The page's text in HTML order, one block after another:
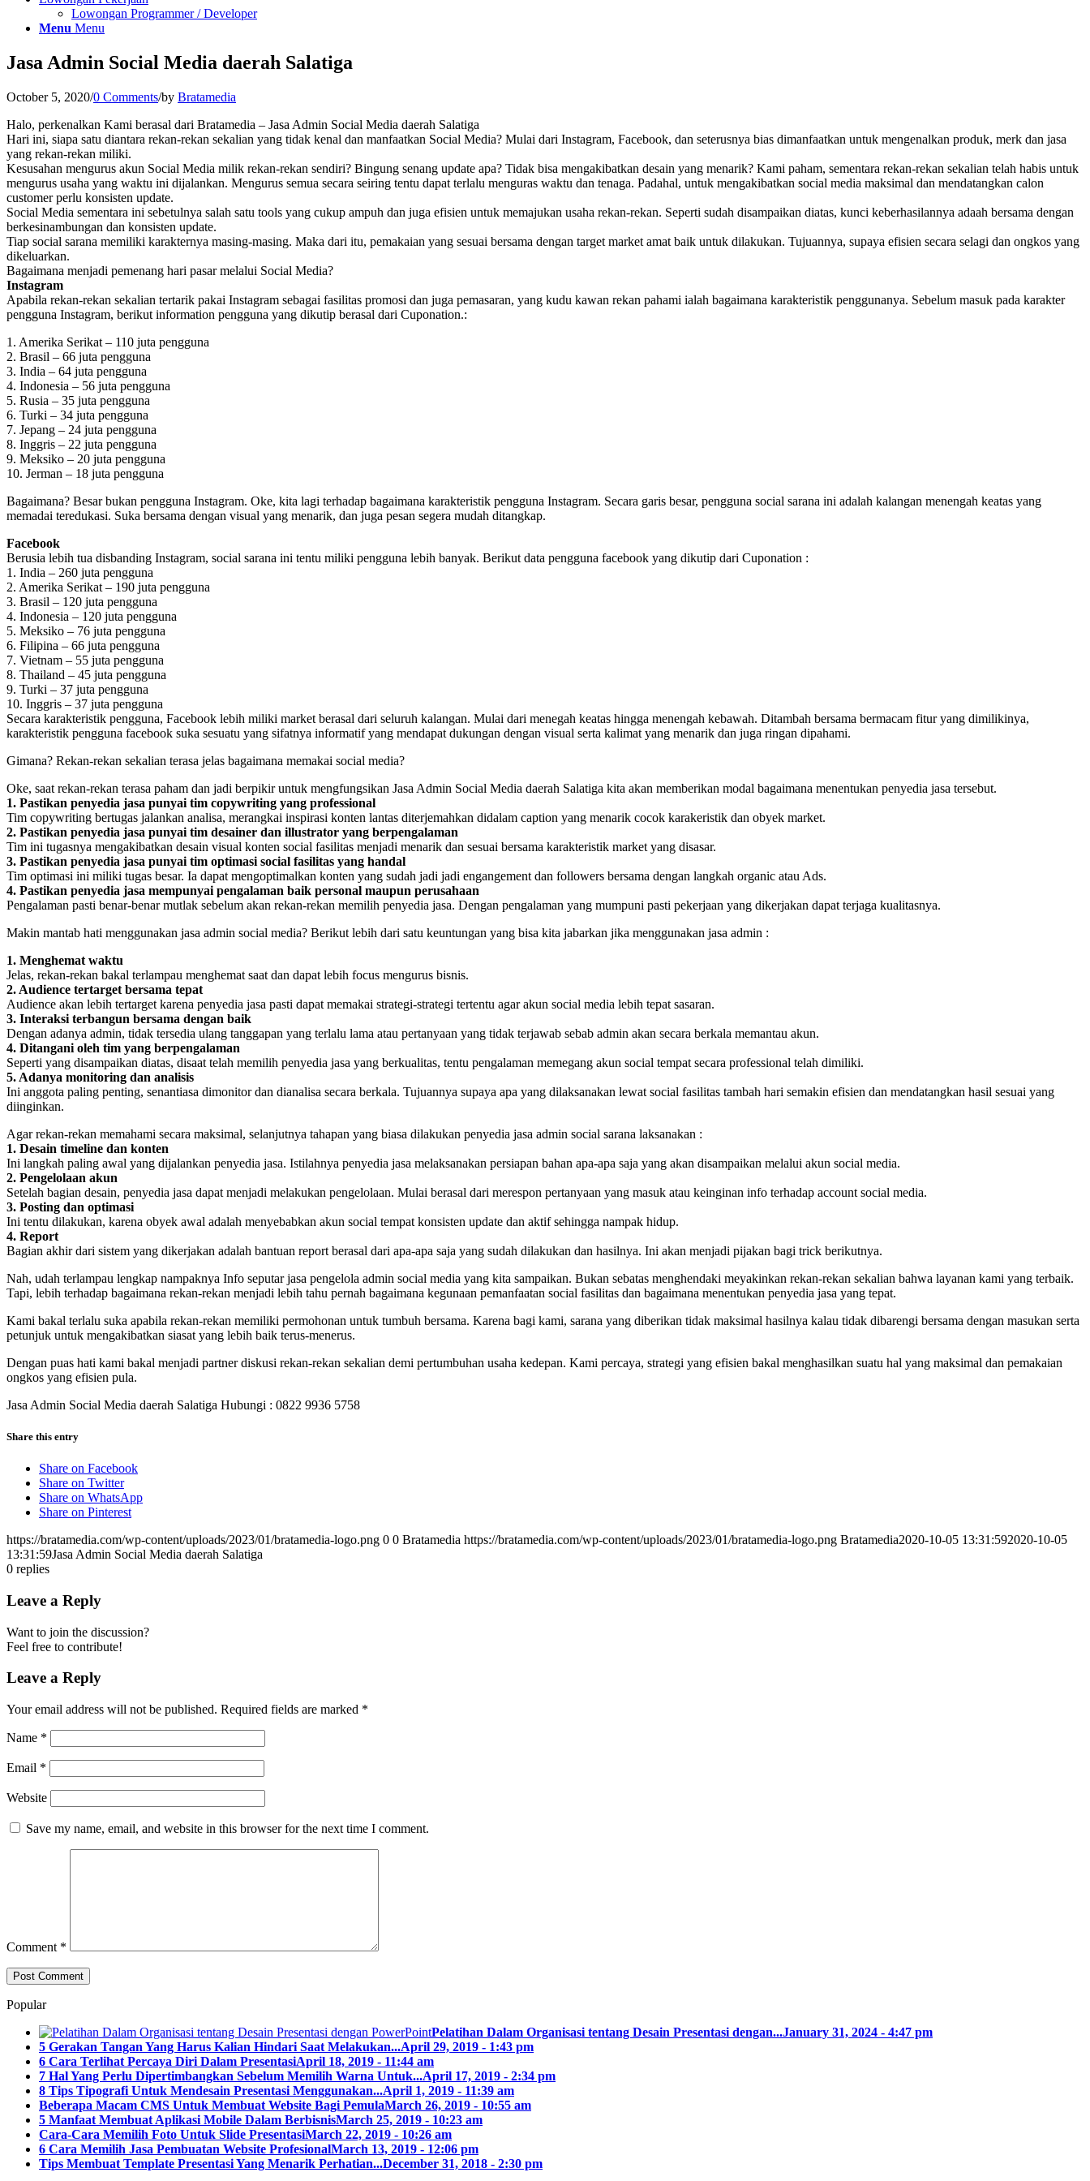
Lowongan Programmer / Developer
Menu Menu
Jasa Admin Social Media daerah Salatiga
October 5, 2020/0 Comments/by Bratamedia
Halo, perkenalkan Kami berasal dari Bratamedia – Jasa Admin Social Media daerah Salatiga
Hari ini, siapa satu diantara rekan-rekan sekalian yang tidak kenal dan manfaatkan Social Media? Mulai dari Instagram, Facebook, dan seterusnya bias dimanfaatkan untuk mengenalkan produk, merk dan jasa
yang rekan-rekan miliki.
Kesusahan mengurus akun Social Media milik rekan-rekan sendiri? Bingung senang update apa? Tidak bisa mengakibatkan desain yang menarik? Kami paham, sementara rekan-rekan sekalian telah habis untuk
mengurus usaha yang waktu ini dijalankan. Mengurus semua secara seiring tentu dapat terlalu menguras waktu dan tenaga. Padahal, untuk mengakibatkan social media maksimal dan mendatangkan calon
customer perlu konsisten update.
Social Media sementara ini sebetulnya salah satu tools yang cukup ampuh dan juga efisien untuk memajukan usaha rekan-rekan. Seperti sudah disampaikan diatas, kunci keberhasilannya adaah bersama dengan
berkesinambungan dan konsisten update.
Tiap social sarana memiliki karakternya masing-masing. Maka dari itu, pemakaian yang sesuai bersama dengan target market amat baik untuk dilakukan. Tujuannya, supaya efisien secara selagi dan ongkos yang
dikeluarkan.
Bagaimana menjadi pemenang hari pasar melalui Social Media?
Instagram
Apabila rekan-rekan sekalian tertarik pakai Instagram sebagai fasilitas promosi dan juga pemasaran, yang kudu kawan rekan pahami ialah bagaimana karakteristik penggunanya. Sebelum masuk pada karakter
pengguna Instagram, berikut information pengguna yang dikutip berasal dari Cuponation.:
1. Amerika Serikat – 110 juta pengguna
2. Brasil – 66 juta pengguna
3. India – 64 juta pengguna
4. Indonesia – 56 juta pengguna
5. Rusia – 35 juta pengguna
6. Turki – 34 juta pengguna
7. Jepang – 24 juta pengguna
8. Inggris – 22 juta pengguna
9. Meksiko – 20 juta pengguna
10. Jerman – 18 juta pengguna
Bagaimana? Besar bukan pengguna Instagram. Oke, kita lagi terhadap bagaimana karakteristik pengguna Instagram. Secara garis besar, pengguna social sarana ini adalah kalangan menengah keatas yang
memadai teredukasi. Suka bersama dengan visual yang menarik, dan juga pesan segera mudah ditangkap.
Facebook
Berusia lebih tua disbanding Instagram, social sarana ini tentu miliki pengguna lebih banyak. Berikut data pengguna facebook yang dikutip dari Cuponation :
1. India – 260 juta pengguna
2. Amerika Serikat – 190 juta pengguna
3. Brasil – 120 juta pengguna
4. Indonesia – 120 juta pengguna
5. Meksiko – 76 juta pengguna
6. Filipina – 66 juta pengguna
7. Vietnam – 55 juta pengguna
8. Thailand – 45 juta pengguna
9. Turki – 37 juta pengguna
10. Inggris – 37 juta pengguna
Secara karakteristik pengguna, Facebook lebih miliki market berasal dari seluruh kalangan. Mulai dari menegah keatas hingga menengah kebawah. Ditambah bersama bermacam fitur yang dimilikinya,
karakteristik pengguna facebook suka sesuatu yang sifatnya informatif yang mendapat dukungan dengan visual serta kalimat yang menarik dan juga ringan dipahami.
Gimana? Rekan-rekan sekalian terasa jelas bagaimana memakai social media?
Oke, saat rekan-rekan terasa paham dan jadi berpikir untuk mengfungsikan Jasa Admin Social Media daerah Salatiga kita akan memberikan modal bagaimana menentukan penyedia jasa tersebut.
1. Pastikan penyedia jasa punyai tim copywriting yang professional
Tim copywriting bertugas jalankan analisa, merangkai inspirasi konten lantas diterjemahkan didalam caption yang menarik cocok karakeristik dan obyek market.
2. Pastikan penyedia jasa punyai tim desainer dan illustrator yang berpengalaman
Tim ini tugasnya mengakibatkan desain visual konten social fasilitas menjadi menarik dan sesuai bersama karakteristik market yang disasar.
3. Pastikan penyedia jasa punyai tim optimasi social fasilitas yang handal
Tim optimasi ini miliki tugas besar. Ia dapat mengoptimalkan konten yang sudah jadi jadi engangement dan followers bersama dengan langkah organic atau Ads.
4. Pastikan penyedia jasa mempunyai pengalaman baik personal maupun perusahaan
Pengalaman pasti benar-benar mutlak sebelum akan rekan-rekan memilih penyedia jasa. Dengan pengalaman yang mumpuni pasti pekerjaan yang dikerjakan dapat terjaga kualitasnya.
Makin mantab hati menggunakan jasa admin social media? Berikut lebih dari satu keuntungan yang bisa kita jabarkan jika menggunakan jasa admin :
1. Menghemat waktu
Jelas, rekan-rekan bakal terlampau menghemat saat dan dapat lebih focus mengurus bisnis.
2. Audience tertarget bersama tepat
Audience akan lebih tertarget karena penyedia jasa pasti dapat memakai strategi-strategi tertentu agar akun social media lebih tepat sasaran.
3. Interaksi terbangun bersama dengan baik
Dengan adanya admin, tidak tersedia ulang tanggapan yang terlalu lama atau pertanyaan yang tidak terjawab sebab admin akan secara berkala memantau akun.
4. Ditangani oleh tim yang berpengalaman
Seperti yang disampaikan diatas, disaat telah memilih penyedia jasa yang berkualitas, tentu pengalaman memegang akun social tempat secara professional telah dimiliki.
5. Adanya monitoring dan analisis
Ini anggota paling penting, senantiasa dimonitor dan dianalisa secara berkala. Tujuannya supaya apa yang dilaksanakan lewat social fasilitas tambah hari semakin efisien dan mendatangkan hasil sesuai yang
diinginkan.
Agar rekan-rekan memahami secara maksimal, selanjutnya tahapan yang biasa dilakukan penyedia jasa admin social sarana laksanakan :
1. Desain timeline dan konten
Ini langkah paling awal yang dijalankan penyedia jasa. Istilahnya penyedia jasa melaksanakan persiapan bahan apa-apa saja yang akan disampaikan melalui akun social media.
2. Pengelolaan akun
Setelah bagian desain, penyedia jasa dapat menjadi melakukan pengelolaan. Mulai berasal dari merespon pertanyaan yang masuk atau keinginan info terhadap account social media.
3. Posting dan optimasi
Ini tentu dilakukan, karena obyek awal adalah menyebabkan akun social tempat konsisten update dan aktif sehingga nampak hidup.
4. Report
Bagian akhir dari sistem yang dikerjakan adalah bantuan report berasal dari apa-apa saja yang sudah dilakukan dan hasilnya. Ini akan menjadi pijakan bagi trick berikutnya.
Nah, udah terlampau lengkap nampaknya Info seputar jasa pengelola admin social media yang kita sampaikan. Bukan sebatas menghendaki meyakinkan rekan-rekan sekalian bahwa layanan kami yang terbaik.
Tapi, lebih terhadap bagaimana rekan-rekan menjadi lebih tahu pernah bagaimana kegunaan pemanfaatan social fasilitas dan bagaimana menentukan penyedia jasa yang tepat.
Kami bakal terlalu suka apabila rekan-rekan memiliki permohonan untuk tumbuh bersama. Karena bagi kami, sarana yang diberikan tidak maksimal hasilnya kalau tidak dibarengi bersama dengan masukan serta
petunjuk untuk mengakibatkan siasat yang lebih baik terus-menerus.
Dengan puas hati kami bakal menjadi partner diskusi rekan-rekan sekalian demi pertumbuhan usaha kedepan. Kami percaya, strategi yang efisien bakal menghasilkan suatu hal yang maksimal dan pemakaian
ongkos yang efisien pula.
Jasa Admin Social Media daerah Salatiga Hubungi : 0822 9936 5758
Share this entry
Share on Facebook
Share on Twitter
Share on WhatsApp
Share on Pinterest
https://bratamedia.com/wp-content/uploads/2023/01/bratamedia-logo.png 0 0 Bratamedia https://bratamedia.com/wp-content/uploads/2023/01/bratamedia-logo.png Bratamedia2020-10-05 13:31:592020-10-05
13:31:59Jasa Admin Social Media daerah Salatiga
0 replies
Leave a Reply
Want to join the discussion?
Feel free to contribute!
Leave a Reply
Your email address will not be published. Required fields are marked *
Name *
Email *
Website
Save my name, email, and website in this browser for the next time I comment.
Comment *
Popular
Pelatihan Dalam Organisasi tentang Desain Presentasi dengan...January 31, 2024 - 4:47 pm
5 Gerakan Tangan Yang Harus Kalian Hindari Saat Melakukan...April 29, 2019 - 1:43 pm
6 Cara Terlihat Percaya Diri Dalam PresentasiApril 18, 2019 - 11:44 am
7 Hal Yang Perlu Dipertimbangkan Sebelum Memilih Warna Untuk...April 17, 2019 - 2:34 pm
8 Tips Tipografi Untuk Mendesain Presentasi Menggunakan...April 1, 2019 - 11:39 am
Beberapa Macam CMS Untuk Membuat Website Bagi PemulaMarch 26, 2019 - 10:55 am
5 Manfaat Membuat Aplikasi Mobile Dalam BerbisnisMarch 25, 2019 - 10:23 am
Cara-Cara Memilih Foto Untuk Slide PresentasiMarch 22, 2019 - 10:26 am
6 Cara Memilih Jasa Pembuatan Website ProfesionalMarch 13, 2019 - 12:06 pm
Tips Membuat Template Presentasi Yang Menarik Perhatian...December 31, 2018 - 2:30 pm